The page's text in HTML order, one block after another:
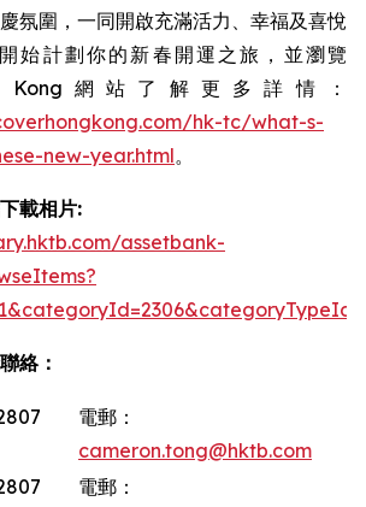
氛圍，一同開啟充滿活力、幸福及喜悅
始計劃你的新春開運之旅，並瀏覽
Kong網站了解更多詳情：
hk-tc/what-s-
new-year.html。
載相片:
assetbank-
絡：
電郵：
cameron.tong@hktb.com
電郵：